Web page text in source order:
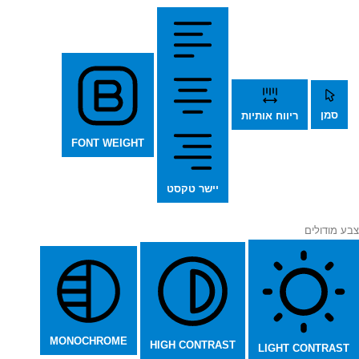
סמן ריווח אותיות
יישר טקסט
FONT WEIGHT
צבע מודולים
LIGHT CONTRAST
HIGH CONTRAST
MONOCHROME